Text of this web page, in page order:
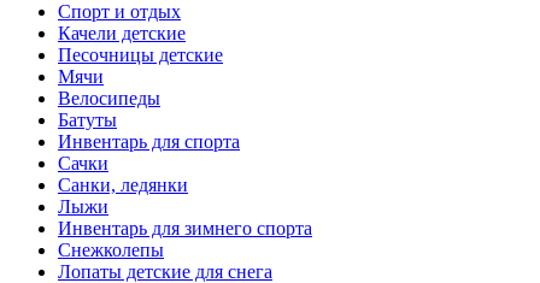
Спорт и отдых
Качели детские
Песочницы детские
Мячи
Велосипеды
Батуты
Инвентарь для спорта
Сачки
Санки, ледянки
Лыжи
Инвентарь для зимнего спорта
Снежколепы
Лопаты детские для снега